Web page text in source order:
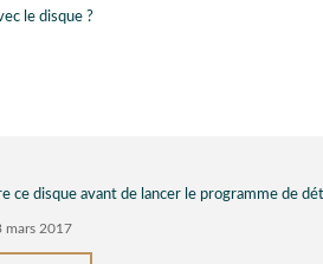
le disque ?
ce disque avant de lancer le programme de
mars 2017